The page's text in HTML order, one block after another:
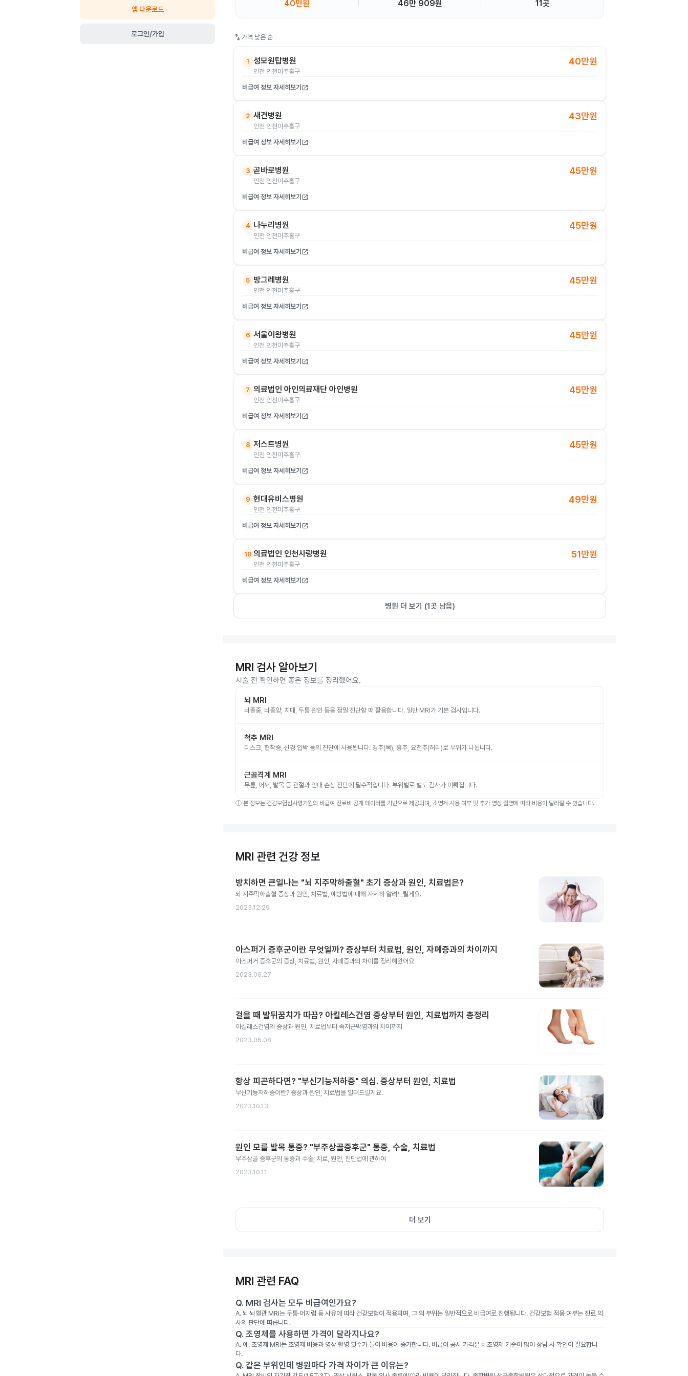
앱 다운로드
로그인/가입
40만원 46만 909원 11곳
swap_vert 가격 낮은 순
1 성모원탑병원
인천 인천미추홀구
40만원
비급여 정보 자세히보기 open_in_new
2 새건병원
인천 인천미추홀구
43만원
비급여 정보 자세히보기 open_in_new
3 곧바로병원
인천 인천미추홀구
45만원
비급여 정보 자세히보기 open_in_new
4 나누리병원
인천 인천미추홀구
45만원
비급여 정보 자세히보기 open_in_new
5 방그레병원
인천 인천미추홀구
45만원
비급여 정보 자세히보기 open_in_new
6 서울이왕병원
인천 인천미추홀구
45만원
비급여 정보 자세히보기 open_in_new
7 의료법인 아인의료재단 아인병원
인천 인천미추홀구
45만원
비급여 정보 자세히보기 open_in_new
8 저스트병원
인천 인천미추홀구
45만원
비급여 정보 자세히보기 open_in_new
9 현대유비스병원
인천 인천미추홀구
49만원
비급여 정보 자세히보기 open_in_new
10 의료법인 인천사랑병원
인천 인천미추홀구
51만원
비급여 정보 자세히보기 open_in_new
병원 더 보기 (1곳 남음)
MRI 검사 알아보기
시술 전 확인하면 좋은 정보를 정리했어요.
뇌 MRI
뇌졸중, 뇌종양, 치매, 두통 원인 등을 정밀 진단할 때 활용합니다. 일반 MRI가 기본 검사입니다.
척추 MRI
디스크, 협착증, 신경 압박 등의 진단에 사용됩니다. 경추(목), 흉추, 요천추(허리)로 부위가 나뉩니다.
근골격계 MRI
무릎, 어깨, 발목 등 관절과 인대 손상 진단에 필수적입니다. 부위별로 별도 검사가 이뤄집니다.
ⓘ 본 정보는 건강보험심사평가원의 비급여 진료비 공개 데이터를 기반으로 제공되며, 조영제 사용 여부 및 추가 영상 촬영에 따라 비용이 달라질 수 있습니다.
MRI 관련 건강 정보
방치하면 큰일나는 "뇌 지주막하출혈" 초기 증상과 원인, 치료법은?
뇌 지주막하출혈 증상과 원인, 치료법, 예방법에 대해 자세히 알려드릴게요.
2023.12.29
아스퍼거 증후군이란 무엇일까? 증상부터 치료법, 원인, 자폐증과의 차이까지
아스퍼거 증후군의 증상, 치료법, 원인, 자폐증과의 차이를 정리해왔어요.
2023.06.27
걸을 때 발뒤꿈치가 따끔? 아킬레스건염 증상부터 원인, 치료법까지 총정리
아킬레스건염의 증상과 원인, 치료법부터 족저근막염과의 차이까지
2023.06.08
항상 피곤하다면? "부신기능저하증" 의심. 증상부터 원인, 치료법
부신기능저하증이란? 증상과 원인, 치료법을 알려드릴게요.
2023.10.13
원인 모를 발목 통증? "부주상골증후군" 통증, 수술, 치료법
부주상골 증후군의 통증과 수술, 치료, 원인, 진단법에 관하여
2023.10.11
더 보기
MRI 관련 FAQ
Q. MRI 검사는 모두 비급여인가요?
A. 뇌·뇌혈관 MRI는 두통·어지럼 등 사유에 따라 건강보험이 적용되며, 그 외 부위는 일반적으로 비급여로 진행됩니다. 건강보험 적용 여부는 진료 의
사의 판단에 따릅니다.
Q. 조영제를 사용하면 가격이 달라지나요?
A. 예. 조영제 MRI는 조영제 비용과 영상 촬영 횟수가 늘어 비용이 증가합니다. 비급여 공시 가격은 비조영제 기준이 많아 상담 시 확인이 필요합니
다.
Q. 같은 부위인데 병원마다 가격 차이가 큰 이유는?